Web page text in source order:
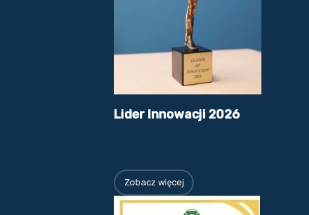
Lider Innowacji 2026
Zobacz więcej